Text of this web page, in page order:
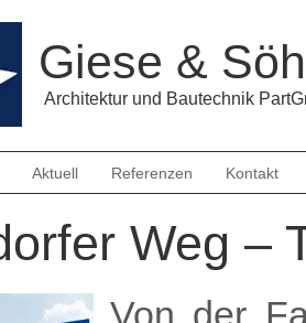
Giese &
Architektur und Bautechnik
Aktuell Referenzen Kontakt
Weg –
Von der